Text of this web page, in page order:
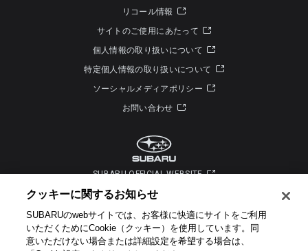
リコール情報
サイトのご使用にあたって
個人情報の取り扱いについて
特定個人情報の取り扱いについて
ソーシャルメディアポリシー
お問い合わせ
SUBARU OFFICIAL WEBSITE
クッキーに関するお知らせ​
SUBARUのwebサイトでは、お客様に快適にサイトをご利用
いただくためにCookie（クッキー）を使用しています。​ 同
意いただけない場合または詳細設定を希望する場合は、